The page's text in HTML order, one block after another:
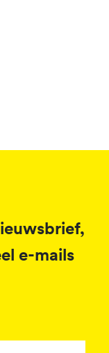
e-mails